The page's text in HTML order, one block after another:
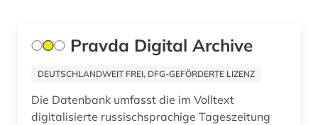
kaiserreich (1)
Serbien (1)
Pravda Digital Archive
DEUTSCHLANDWEIT FREI, DFG-GEFÖRDERTE LIZENZ
Die Datenbank umfasst die im Volltext
digitalisierte russischsprachige Tageszeitung